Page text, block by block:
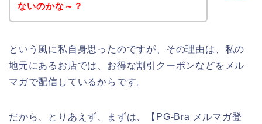
ないのかな～？
という風に私自身思ったのですが、その理由は、私の
地元にあるお店では、お得な割引クーポンなどをメル
マガで配信しているからです。
だから、とりあえず、まずは、【PG-Bra メルマガ登